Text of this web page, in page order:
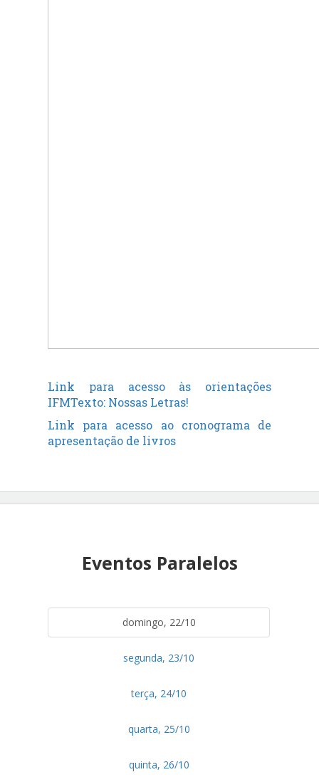
Link para acesso às orientações
IFMTexto: Nossas Letras!
Link para acesso ao cronograma de
apresentação de livros
Eventos Paralelos
domingo, 22/10
segunda, 23/10
terça, 24/10
quarta, 25/10
quinta, 26/10